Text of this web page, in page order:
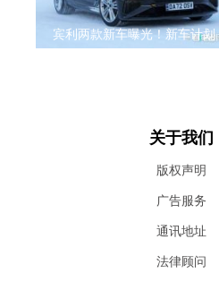
宾利两款新车曝光！新车计划
关于我们
版权声明
广告服务
通讯地址
法律顾问